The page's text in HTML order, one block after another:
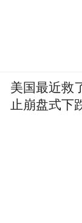
美国最近救
止崩盘式下